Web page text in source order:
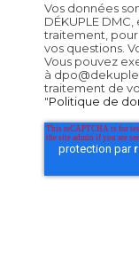
Vos données
DÉKUPLE
traitement,
vos questions.
Vous pouvez
à
traitement de
"Politique de